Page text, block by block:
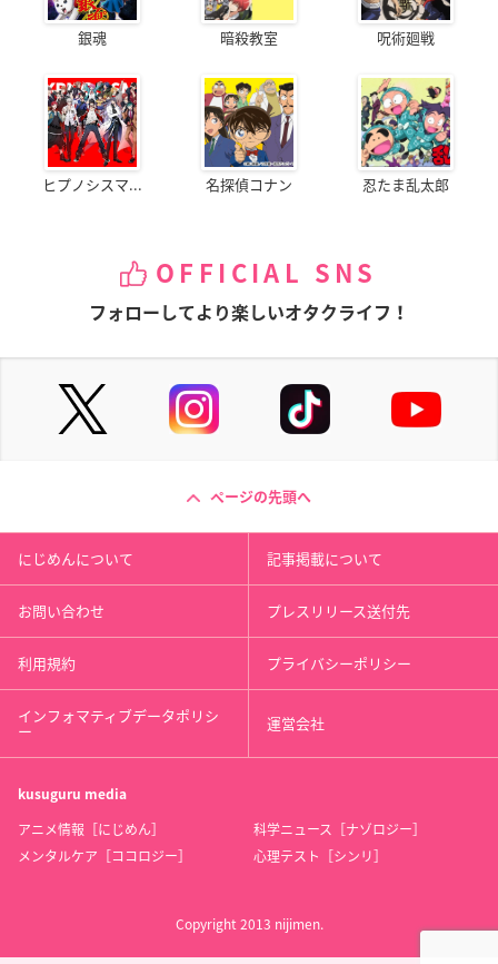
銀魂 暗殺教室 呪術廻戦
ヒプノシスマ... 名探偵コナン 忍たま乱太郎
OFFICIAL SNS
フォローしてより楽しいオタクライフ！
ページの先頭へ
にじめんについて 記事掲載について
お問い合わせ プレスリリース送付先
利用規約 プライバシーポリシー
インフォマティブデータポリシ
ー 運営会社
kusuguru media
アニメ情報［にじめん］
科学ニュース［ナゾロジー］
メンタルケア［ココロジー］
心理テスト［シンリ］
Copyright 2013 nijimen.